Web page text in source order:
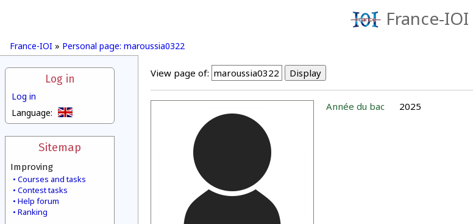
France-IOI
France-IOI » Personal page: maroussia0322
Log in
Log in
Language:
Sitemap
Improving
Courses and tasks
Contest tasks
Help forum
Ranking
View page of:
Année du bac 2025